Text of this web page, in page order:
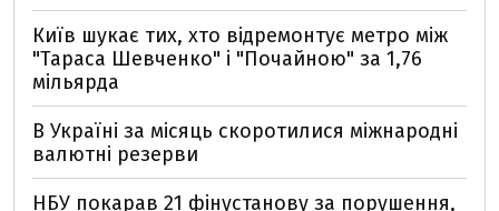
Київ шукає тих, хто відремонтує метро між
"Тараса Шевченко" і "Почайною" за 1,76
мільярда
В Україні за місяць скоротилися міжнародні
валютні резерви
НБУ покарав 21 фінустанову за порушення,